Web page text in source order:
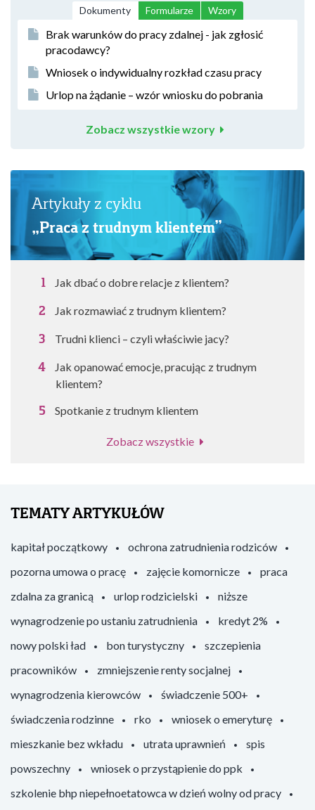
Dokumenty Formularze Wzory
Brak warunków do pracy zdalnej - jak zgłosić
pracodawcy?
Wniosek o indywidualny rozkład czasu pracy
Urlop na żądanie – wzór wniosku do pobrania
Zobacz wszystkie wzory
Artykuły z cyklu
„Praca z trudnym klientem”
Jak dbać o dobre relacje z klientem?
Jak rozmawiać z trudnym klientem?
Trudni klienci – czyli właściwie jacy?
Jak opanować emocje, pracując z trudnym
klientem?
Spotkanie z trudnym klientem
Zobacz wszystkie
TEMATY ARTYKUŁÓW
kapitał początkowy
ochrona zatrudnienia rodziców
pozorna umowa o pracę
zajęcie komornicze
praca
zdalna za granicą
urlop rodzicielski
niższe
wynagrodzenie po ustaniu zatrudnienia
kredyt 2%
nowy polski ład
bon turystyczny
szczepienia
pracowników
zmniejszenie renty socjalnej
wynagrodzenia kierowców
świadczenie 500+
świadczenia rodzinne
rko
wniosek o emeryturę
mieszkanie bez wkładu
utrata uprawnień
spis
powszechny
wniosek o przystąpienie do ppk
szkolenie bhp niepełnoetatowca w dzień wolny od pracy